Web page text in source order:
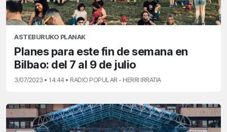
ASTEBURUKO PLANAK
Planes para este fin de semana en
Bilbao: del 7 al 9 de julio
3/07/2023 • 14:44 • RADIO POPULAR - HERRI IRRATIA